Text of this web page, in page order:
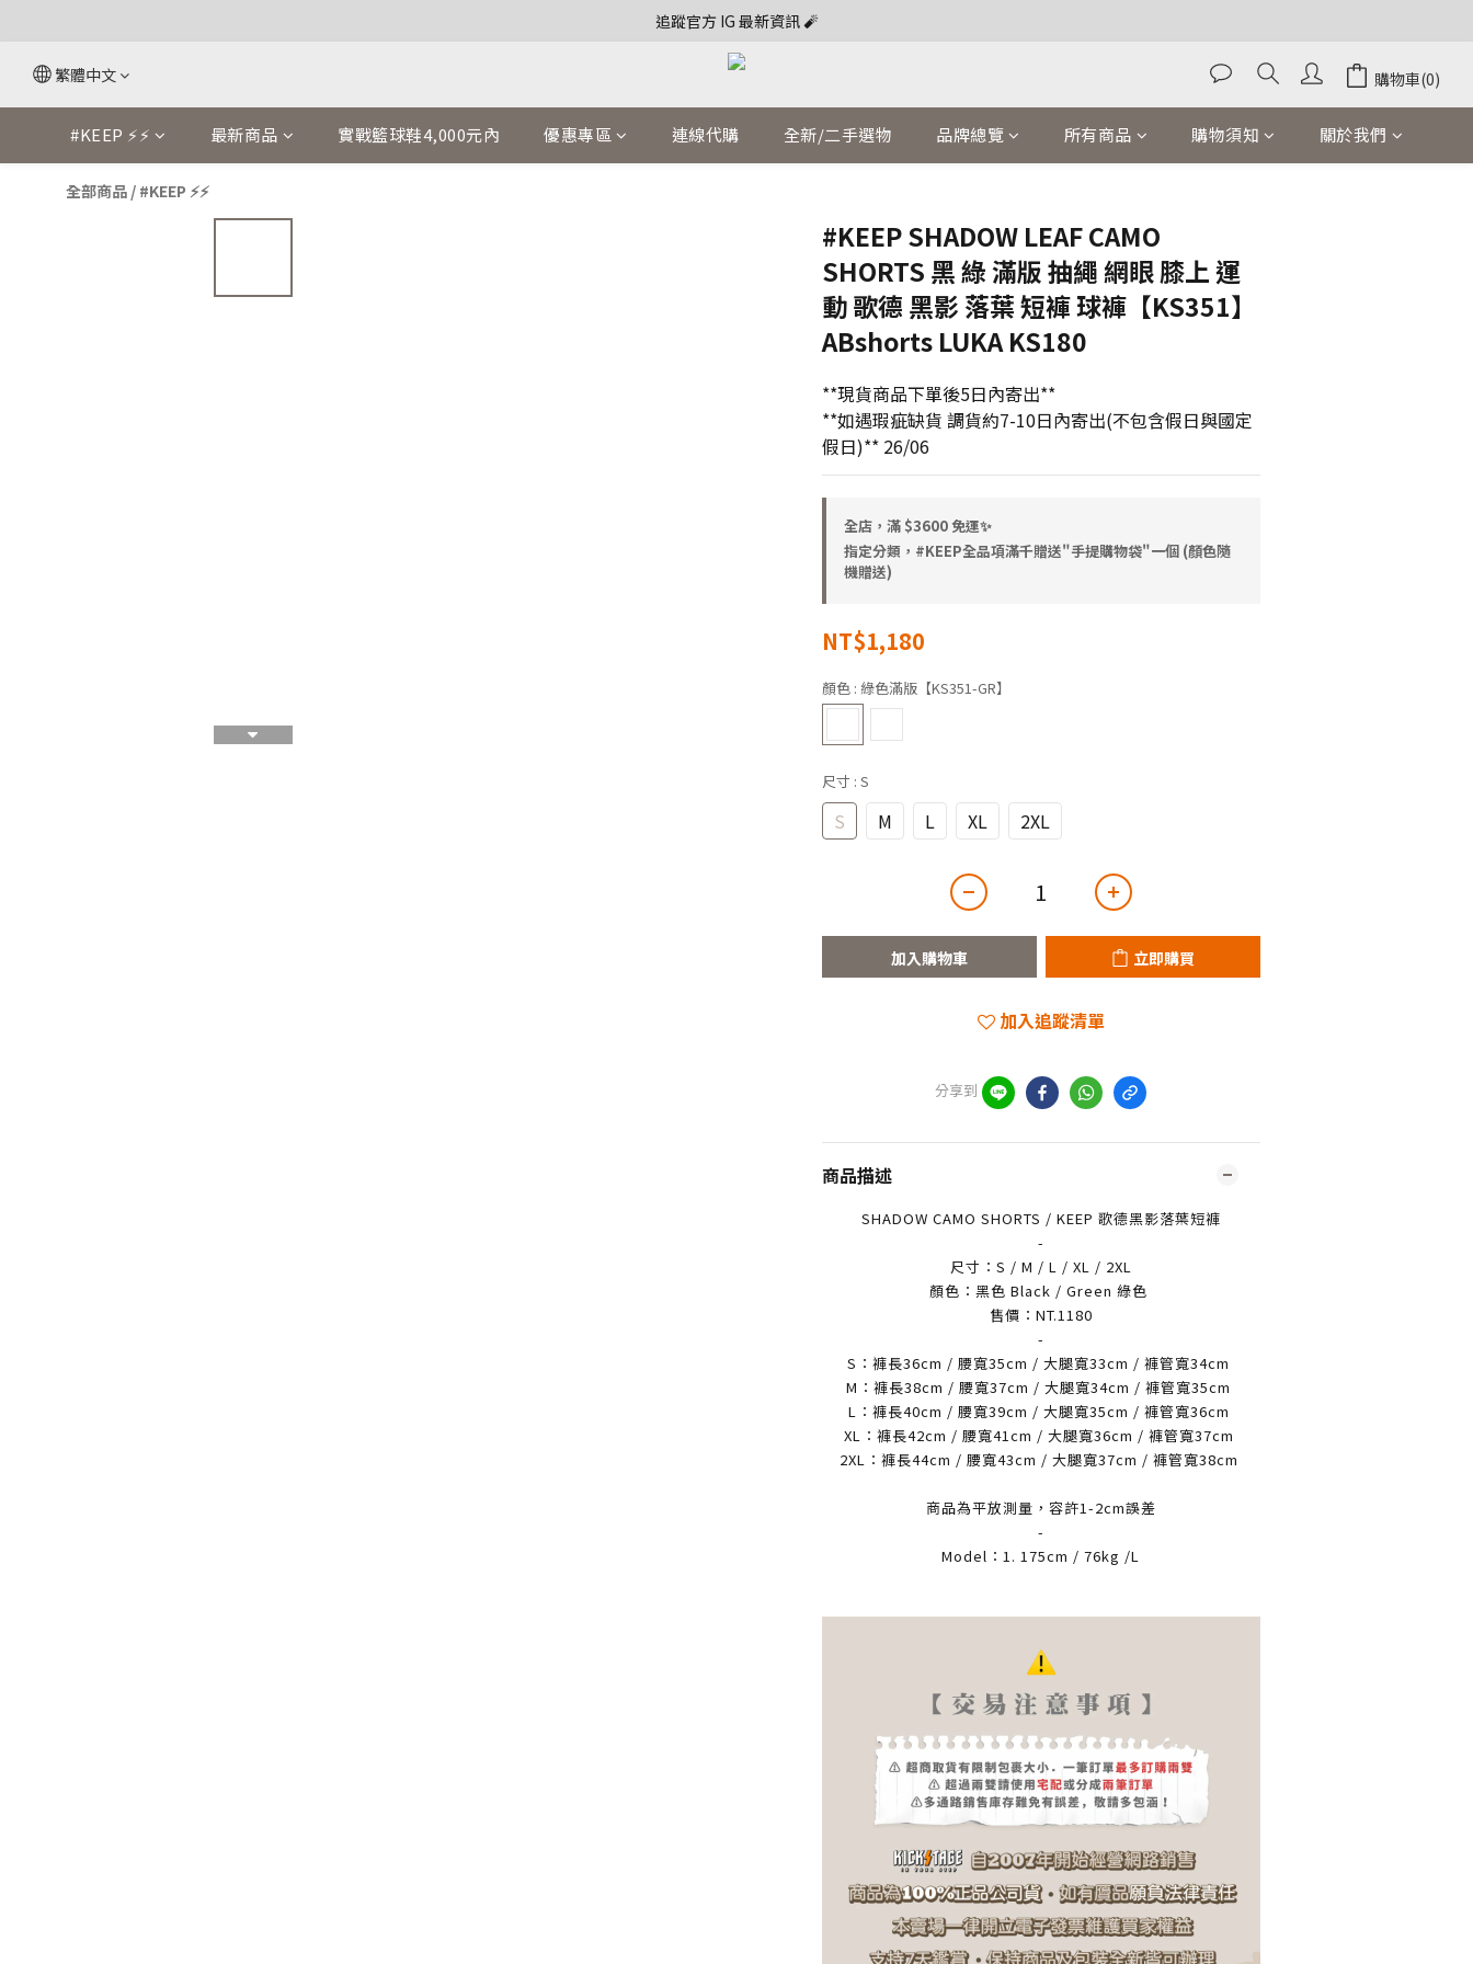
追蹤官方 IG 最新資訊 🧨
繁體中文 購物車(0)
#KEEP ⚡⚡ 最新商品 實戰籃球鞋4,000元內 優惠專區 連線代購 全新/二手選物 品牌總覽 所有商品 購物須知 關於我們
全部商品 / #KEEP ⚡⚡
#KEEP SHADOW LEAF CAMO
SHORTS 黑 綠 滿版 抽繩 網眼 膝上 運
動 歌德 黑影 落葉 短褲 球褲【KS351】
ABshorts LUKA KS180
**現貨商品下單後5日內寄出**
**如遇瑕疵缺貨 調貨約7-10日內寄出(不包含假日與國定
假日)** 26/06
全店，滿 $3600 免運✨
指定分類，#KEEP全品項滿千贈送"手提購物袋"一個 (顏色隨
機贈送)
NT$1,180
顏色 : 綠色滿版【KS351-GR】
尺寸 : S
S M L XL 2XL
加入購物車 立即購買
加入追蹤清單
分享到
商品描述
SHADOW CAMO SHORTS / KEEP 歌德黑影落葉短褲
-
尺寸：S / M / L / XL / 2XL
顏色：黑色 Black / Green 綠色
售價：NT.1180
-
S：褲長36cm / 腰寬35cm / 大腿寬33cm / 褲管寬34cm
M：褲長38cm / 腰寬37cm / 大腿寬34cm / 褲管寬35cm
L：褲長40cm / 腰寬39cm / 大腿寬35cm / 褲管寬36cm
XL：褲長42cm / 腰寬41cm / 大腿寬36cm / 褲管寬37cm
2XL：褲長44cm / 腰寬43cm / 大腿寬37cm / 褲管寬38cm
商品為平放測量，容許1-2cm誤差
-
Model：1. 175cm / 76kg /L